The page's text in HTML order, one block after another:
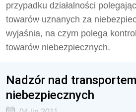
przypadku działalności
towarów uznanych za
wyjaśnia, na czym polega
towarów niebezpiecznych.
Nadzór nad
niebezpiecznych